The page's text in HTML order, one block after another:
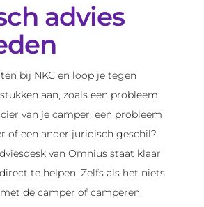
advies
bij NKC en loop je tegen
aan, zoals een probleem
van je camper, een probleem
of een ander juridisch geschil?
van Omnius staat klaar
te helpen. Zelfs als het niets
de camper of camperen.